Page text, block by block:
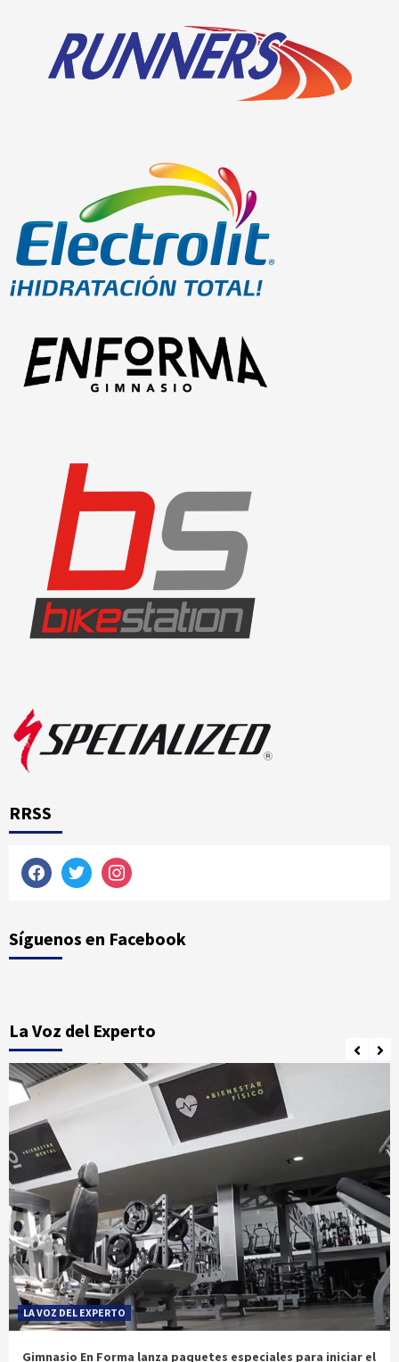
RRSS
facebooktwitterinstagram
Síguenos en Facebook
La Voz del Experto
LA VOZ DEL EXPERTO
Gimnasio En Forma lanza paquetes especiales para iniciar el